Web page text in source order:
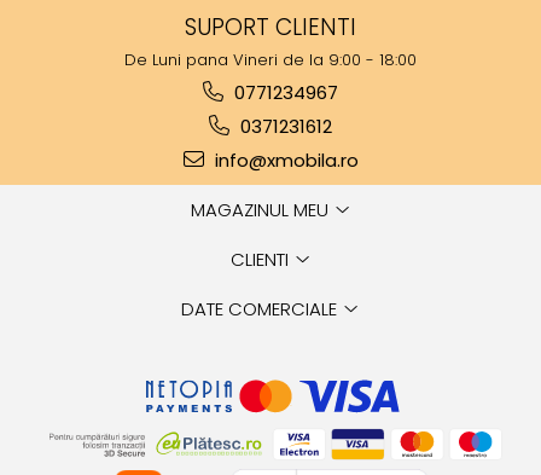
SUPORT CLIENTI
De Luni pana Vineri de la 9:00 - 18:00
0771234967
0371231612
info@xmobila.ro
MAGAZINUL MEU
CLIENTI
DATE COMERCIALE